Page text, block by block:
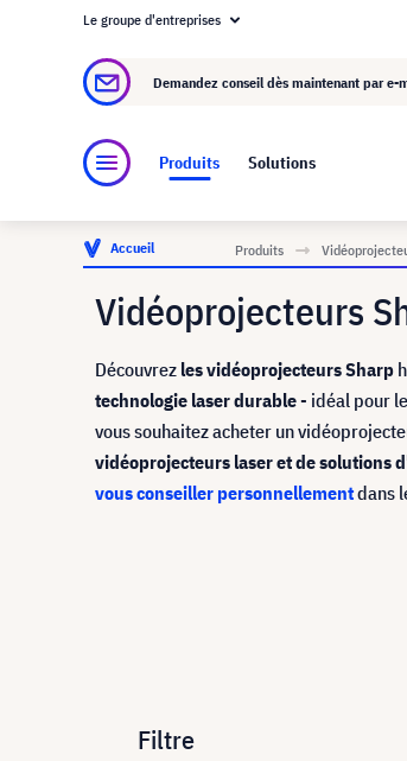
À propos de visunext.fr
Le groupe d'entreprises
Demandez conseil dès maintenant par e-
Produits Solutions
Accueil Produits
Vidéoprojecteurs
Découvrez les vidéoprojecteurs Sharp
technologie laser durable- idéal pour
vous souhaitez acheter un
vidéoprojecteurs laser et de solutions
vous conseiller personnellementdans
Filtre